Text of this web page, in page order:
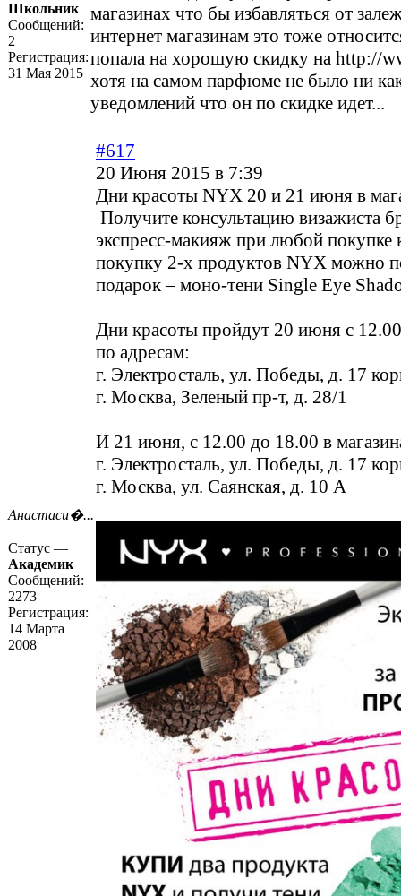
Школьник
Сообщений:
2
Регистрация:
31 Мая 2015
магазинах что бы избавляться от
интернет магазинам это тоже
попала на хорошую скидку на http://
хотя на самом парфюме не было ни
уведомлений что он по скидке идет...
Анастаси�...
Статус —
Академик
Сообщений:
2273
Регистрация:
14 Марта
2008
#617
20 Июня 2015 в 7:39
Дни красоты NYX 20 и 21 июня в
Получите консультацию визажиста
экспресс-макияж при любой покупке
покупку 2-х продуктов NYX можно
подарок – моно-тени Single Eye
Дни красоты пройдут 20 июня с
по адресам:
г. Электросталь, ул. Победы, д. 17
г. Москва, Зеленый пр-т, д. 28/1
И 21 июня, с 12.00 до 18.00 в
г. Электросталь, ул. Победы, д. 17
г. Москва, ул. Саянская, д. 10 А